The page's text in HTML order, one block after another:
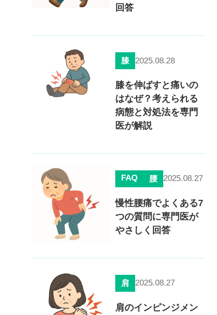
治療電話相談はこちら
0120-117-560
※上記電話番号をタップで電話が繋がります
電話受付時間：月〜金／9:00〜16:30（土日祝休）
回答
膝 2025.08.28
膝を伸ばすと痛いの
はなぜ？考えられる
病態と対処法を専門
医が解説
FAQ 腰 2025.08.27
慢性腰痛でよくある7
つの質問に専門医が
やさしく回答
肩 2025.08.27
肩のインピンジメン